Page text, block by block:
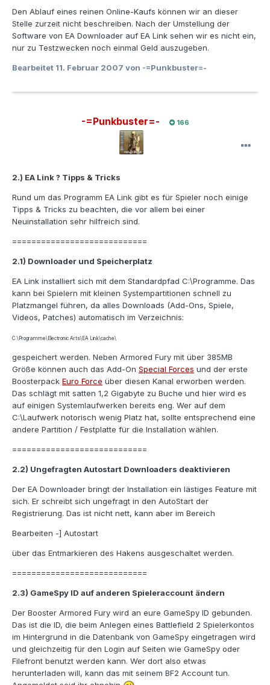
Den Ablauf eines reinen Online-Kaufs können wir an dieser
Stelle zurzeit nicht beschreiben. Nach der Umstellung der
Software von EA Downloader auf EA Link sehen wir es nicht ein,
nur zu Testzwecken noch einmal Geld auszugeben.
Bearbeitet 11. Februar 2007 von -=Punkbuster=-
-=Punkbuster=- 166
2.) EA Link ? Tipps & Tricks
Rund um das Programm EA Link gibt es für Spieler noch einige
Tipps & Tricks zu beachten, die vor allem bei einer
Neuinstallation sehr hilfreich sind.
============================
2.1) Downloader und Speicherplatz
EA Link installiert sich mit dem Standardpfad C:\Programme. Das
kann bei Spielern mit kleinen Systempartitionen schnell zu
Platzmangel führen, da alles Downloads (Add-Ons, Spiele,
Videos, Patches) automatisch im Verzeichnis:
C:\Programme\Electronic Arts\EA Link\cache\
gespeichert werden. Neben Armored Fury mit über 385MB
Größe können auch das Add-On Special Forces und der erste
Boosterpack Euro Force über diesen Kanal erworben werden.
Das schlägt mit satten 1,2 Gigabyte zu Buche und hier wird es
auf einigen Systemlaufwerken bereits eng. Wer auf dem
C:\Laufwerk notorisch wenig Platz hat, sollte entsprechend eine
andere Partition / Festplatte für die Installation wählen.
============================
2.2) Ungefragten Autostart Downloaders deaktivieren
Der EA Downloader bringt der Installation ein lästiges Feature mit
sich. Er schreibt sich ungefragt in den AutoStart der
Registrierung. Das ist nicht nett, kann aber im Bereich
Bearbeiten -] Autostart
über das Entmarkieren des Hakens ausgeschaltet werden.
============================
2.3) GameSpy ID auf anderen Spieleraccount ändern
Der Booster Armored Fury wird an eure GameSpy ID gebunden.
Das ist die ID, die beim Anlegen eines Battlefield 2 Spielerkontos
im Hintergrund in die Datenbank von GameSpy eingetragen wird
und gleichzeitig für den Login auf Seiten wie GameSpy oder
Filefront benutzt werden kann. Wer dort also etwas
herunterladen will, kann das mit seinem BF2 Account tun.